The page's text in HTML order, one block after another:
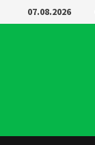
Перейти
к
07.08.2026